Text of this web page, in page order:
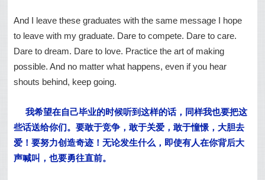
And I leave these graduates with the same message I hope
to leave with my graduate. Dare to compete. Dare to care.
Dare to dream. Dare to love. Practice the art of making
possible. And no matter what happens, even if you hear
shouts behind, keep going.
我希望在自己毕业的时候听到这样的话，同样我也要把这
些话送给你们。要敢于竞争，敢于关爱，敢于憧憬，大胆去
爱！要努力创造奇迹！无论发生什么，即使有人在你背后大
声喊叫，也要勇往直前。